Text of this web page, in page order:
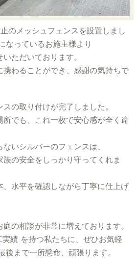
のメッシュフェンスを設置しまし
なっているお施主様より
ただいております。
携わることができ、感謝の気持ちで
の取り付けが完了しました。
所でも、これ一枚で安心感が全く違
いシルバーのフェンスは、
の安全をしっかり守ってくれま
、水平を確認しながら丁寧に仕上げ
の相談が非常に増えております。
績 を持つ私たちに、ぜひお気軽
後まで一所懸命、頑張ります。